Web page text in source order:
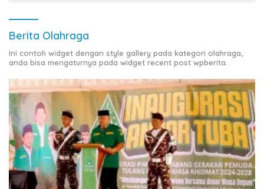
Berita Olahraga
Ini contoh widget dengan style gallery pada kategori olahraga,
anda bisa mengaturnya pada widget recent post wpberita.